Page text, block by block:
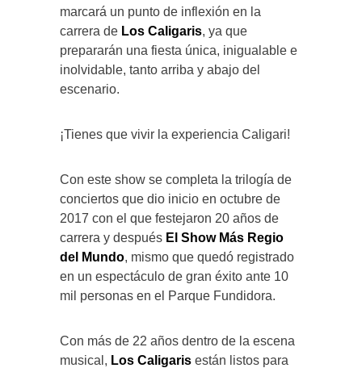
marcará un punto de inflexión en la
carrera de Los Caligaris, ya que
prepararán una fiesta única, inigualable e
inolvidable, tanto arriba y abajo del
escenario.
¡Tienes que vivir la experiencia Caligari!
Con este show se completa la trilogía de
conciertos que dio inicio en octubre de
2017 con el que festejaron 20 años de
carrera y después El Show Más Regio
del Mundo, mismo que quedó registrado
en un espectáculo de gran éxito ante 10
mil personas en el Parque Fundidora.
Con más de 22 años dentro de la escena
musical, Los Caligaris están listos para